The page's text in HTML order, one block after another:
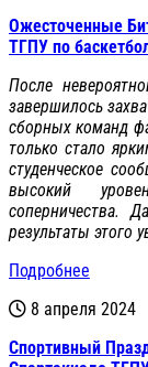
Ожесточенные
ТГПУ по
После
завершилось
сборных команд
только стало
студенческое
высокий
соперничества.
результаты этого
Подробнее
8 апреля 2024
Спортивный